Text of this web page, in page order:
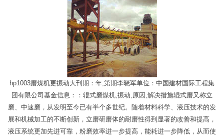
hp1003磨煤机更振动大刊期：年,第期李晓军单位：中国建材国际工程集
团有限公司基金信息：：辊式磨煤机,振动,原因,解决措施辊式磨又称立
磨、中速磨，从发明至今已有半个多世纪。随着材料科学、液压技术的发
展和机械加工的不断创新，立磨研磨体的耐磨性得到显著的改善和提高，
液压系统更加先进可靠，粉磨效率进一步提高，能耗进一步降低，从而使